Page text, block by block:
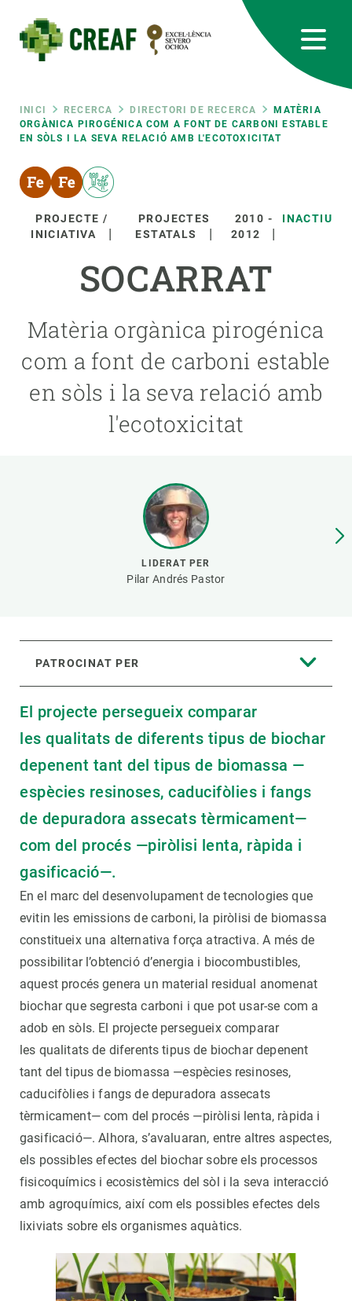
contingut
Fil
d'ariadna
INICI RECERCA DIRECTORI DE RECERCA
MATÈRIA
ORGÀNICA PIROGÉNICA COM A FONT DE CARBONI ESTABLE
EN SÒLS I LA SEVA RELACIÓ AMB L'ECOTOXICITAT
PROJECTE /
INICIATIVA
PROJECTES
ESTATALS
2010 -
2012
INACTIU
SOCARRAT
Matèria orgànica pirogénica
com a font de carboni estable
en sòls i la seva relació amb
l'ecotoxicitat
LIDERAT PER
Pilar Andrés Pastor
PATROCINAT PER
El projecte persegueix comparar
les qualitats de diferents tipus de biochar
depenent tant del tipus de biomassa —
espècies resinoses, caducifòlies i fangs
de depuradora assecats tèrmicament—
com del procés —piròlisi lenta, ràpida i
gasificació—.
En el marc del desenvolupament de tecnologies que
evitin les emissions de carboni, la piròlisi de biomassa
constitueix una alternativa força atractiva. A més de
possibilitar l’obtenció d’energia i biocombustibles,
aquest procés genera un material residual anomenat
biochar que segresta carboni i que pot usar-se com a
adob en sòls. El projecte persegueix comparar
les qualitats de diferents tipus de biochar depenent
tant del tipus de biomassa —espècies resinoses,
caducifòlies i fangs de depuradora assecats
tèrmicament— com del procés —piròlisi lenta, ràpida i
gasificació—. Alhora, s’avaluaran, entre altres aspectes,
els possibles efectes del biochar sobre els processos
fisicoquímics i ecosistèmics del sòl i la seva interacció
amb agroquímics, així com els possibles efectes dels
lixiviats sobre els organismes aquàtics.
RRSS
Featured
responsive
Responsive
menu
SOBRE NOSALTRES
UNEIX-TE A NOSALTRES
PARTICIPA